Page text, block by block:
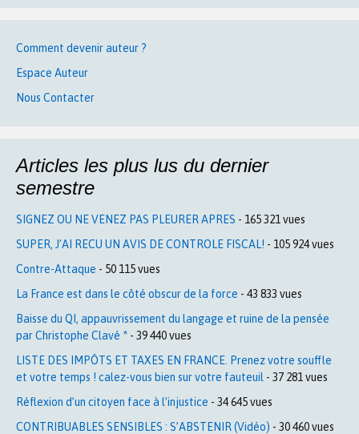
Comment devenir auteur ?
Espace Auteur
Nous Contacter
Articles les plus lus du dernier
semestre
SIGNEZ OU NE VENEZ PAS PLEURER APRES - 165 321 vues
SUPER, J’AI RECU UN AVIS DE CONTROLE FISCAL! - 105 924 vues
Contre-Attaque - 50 115 vues
La France est dans le côté obscur de la force - 43 833 vues
Baisse du QI, appauvrissement du langage et ruine de la pensée
par Christophe Clavé * - 39 440 vues
LISTE DES IMPÔTS ET TAXES EN FRANCE. Prenez votre souffle
et votre temps ! calez-vous bien sur votre fauteuil - 37 281 vues
Réflexion d’un citoyen face à l’injustice - 34 645 vues
CONTRIBUABLES SENSIBLES : S’ABSTENIR (Vidéo) - 30 460 vues